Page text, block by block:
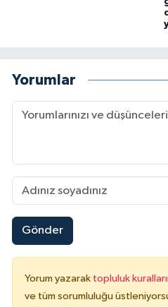
Yorumlar
Gönder
Yorum yazarak topluluk
ve tüm sorumluluğu